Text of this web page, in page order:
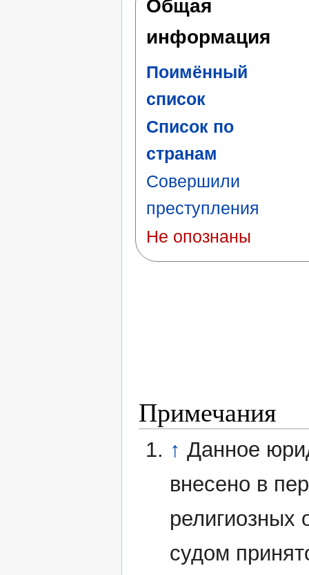
Общая
информация
Поимённый
список
Список по
странам
Совершили
преступления
Не опознаны
Примечания
↑ Данное
внесено в
религиозных
судом